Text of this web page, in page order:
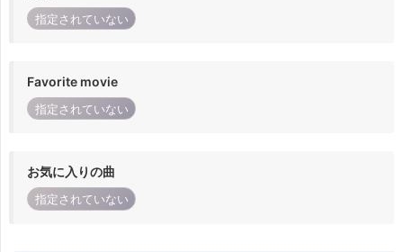
指定されていない
Favorite movie
指定されていない
お気に入りの曲
指定されていない